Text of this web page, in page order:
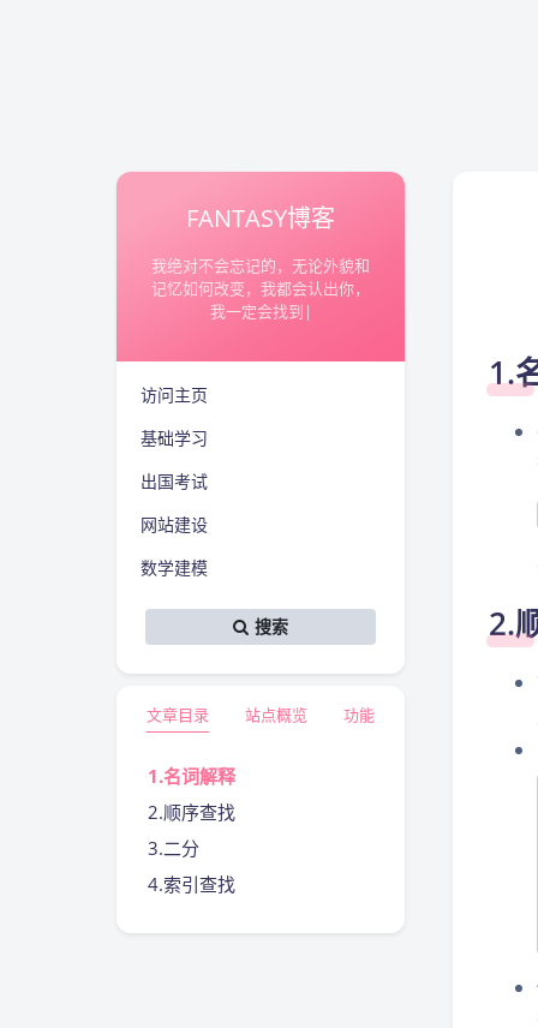
FANTASY博客
我绝对不会忘记的，无论外貌和
记忆如何改变，我都会认出你，
我一定会找到你的，一
访问主页
基础学习
出国考试
网站建设
数学建模
搜索
文章目录 站点概览 功能
1.名词解释
2.顺序查找
3.二分
4.索引查找
1.
2.